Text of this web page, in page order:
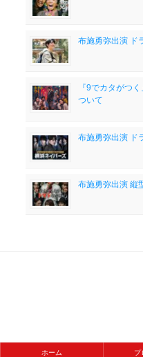
布施勇弥出演 ド
『9でカタがつ
ついて
布施勇弥出演 ド
布施勇弥出演 縦
ホーム プ